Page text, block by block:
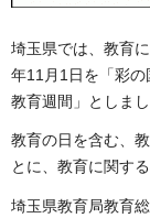
埼玉県では、教育
年11月1日を「彩
教育週間」としまし
教育の日を含む、
とに、教育に関す
埼玉県教育局教育